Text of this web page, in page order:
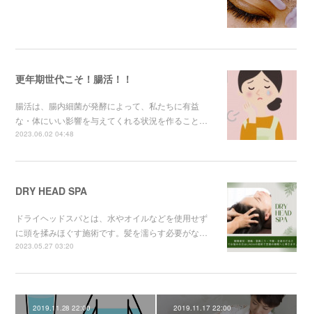
更年期世代こそ！腸活！！
腸活は、腸内細菌が発酵によって、私たちに有益
な・体にいい影響を与えてくれる状況を作ること…
2023.06.02 04:48
DRY HEAD SPA
ドライヘッドスパとは、水やオイルなどを使用せず
に頭を揉みほぐす施術です。髪を濡らす必要がな…
2023.05.27 03:20
2019.11.28 22:00 2019.11.17 22:00